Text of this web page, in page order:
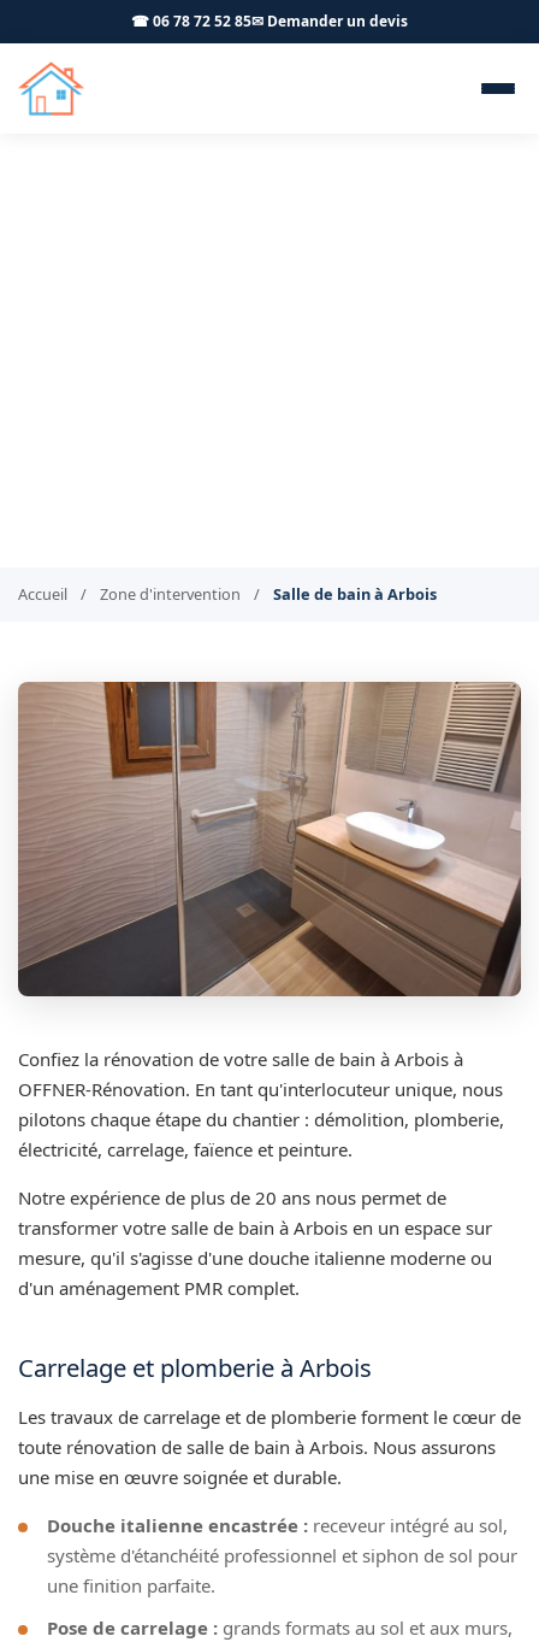
☎ 06 78 72 52 85✉ Demander un devis
Accueil / Zone d'intervention / Salle de bain à Arbois
Confiez la rénovation de votre salle de bain à Arbois à
OFFNER-Rénovation. En tant qu'interlocuteur unique, nous
pilotons chaque étape du chantier : démolition, plomberie,
électricité, carrelage, faïence et peinture.
Notre expérience de plus de 20 ans nous permet de
transformer votre salle de bain à Arbois en un espace sur
mesure, qu'il s'agisse d'une douche italienne moderne ou
d'un aménagement PMR complet.
Carrelage et plomberie à Arbois
Les travaux de carrelage et de plomberie forment le cœur de
toute rénovation de salle de bain à Arbois. Nous assurons
une mise en œuvre soignée et durable.
Douche italienne encastrée : receveur intégré au sol,
système d'étanchéité professionnel et siphon de sol pour
une finition parfaite.
Pose de carrelage : grands formats au sol et aux murs,